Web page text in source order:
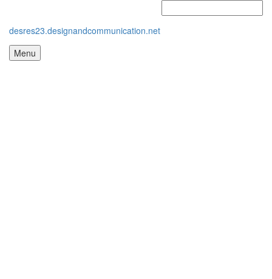
desres23.designandcommunication.net
Menu